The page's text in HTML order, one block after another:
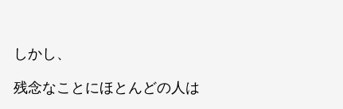
しかし、
残念なことにほとんどの人は